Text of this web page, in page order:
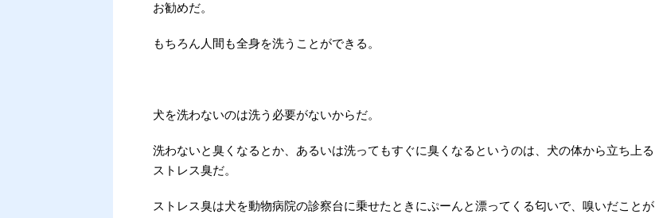
お勧めだ。
もちろん人間も全身を洗うことができる。
犬を洗わないのは洗う必要がないからだ。
洗わないと臭くなるとか、あるいは洗ってもすぐに臭くなるというのは、犬の体から立ち上る
ストレス臭だ。
ストレス臭は犬を動物病院の診察台に乗せたときにぷーんと漂ってくる匂いで、嗅いだことが